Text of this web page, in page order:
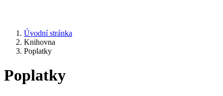
Úvodní stránka
Knihovna
Poplatky
Poplatky